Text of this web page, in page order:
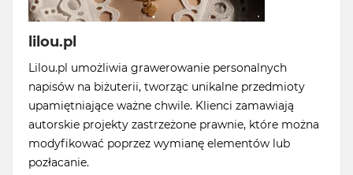
lilou.pl
Lilou.pl umożliwia grawerowanie personalnych
napisów na biżuterii, tworząc unikalne przedmioty
upamiętniające ważne chwile. Klienci zamawiają
autorskie projekty zastrzeżone prawnie, które można
modyfikować poprzez wymianę elementów lub
pozłacanie.